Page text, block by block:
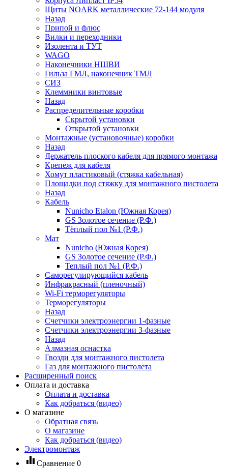
Щиты NOARK металлические 72-144 модуля
Назад
Припой и флюс
Вилки и переходники
Изолента и ТУТ
WAGO
Наконечники НШВИ
Гильза ГМЛ, наконечник ТМЛ
СИЗ
Клеммники винтовые
Назад
Распределительные коробки
Скрытой установки
Открытой установки
Монтажные (установочные) коробки
Назад
Держатель плоского кабеля для прямого монтажа
Крепеж для кабеля
Хомут пластиковый (стяжка кабельная)
Площадки под стяжку для монтажного пистолета
Назад
Кабель
Nunicho Etalon (Южная Корея)
GS Золотое сечение (Р.Ф.)
Тёплый пол №1 (Р.Ф.)
Мат
Nunicho (Южная Корея)
GS Золотое сечение (Р.Ф.)
Теплый пол №1 (Р.Ф.)
Саморегулирующийся кабель
Инфракрасный (пленочный)
Wi-Fi терморегуляторы
Терморегуляторы
Назад
Счетчики электроэнергии 1-фазные
Счетчики электроэнергии 3-фазные
Назад
Алмазная оснастка
Гвозди для монтажного пистолета
Газ для монтажного пистолета
Расширенный поиск
Оплата и доставка
Оплата и доставка
Как добраться (видео)
О магазине
Обратная связь
О магазине
Как добраться (видео)
Электромонтаж
equalizer Сравнение 0